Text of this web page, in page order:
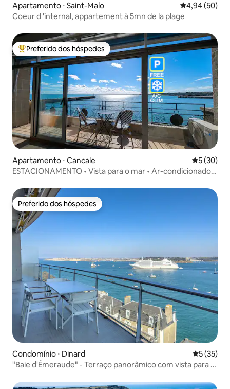
Apartamento ⋅ Saint-Malo 4,94 de uma
4,94 (50)
Coeur d 'internal, appartement à 5mn de la plage
Entre os melhores preferidos dos hóspedes
Preferido dos hóspedes
Apartamento ⋅ Cancale 5 de uma
5 (30)
ESTACIONAMENTO • Vista para o mar • Ar-condicionado •
Preferido dos hóspedes
Preferido dos hóspedes
Condomínio ⋅ Dinard 5 de uma
5 (35)
"Baie d'Émeraude" - Terraço panorâmico com vista para o